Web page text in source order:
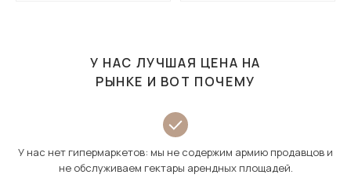
У НАС ЛУЧШАЯ ЦЕНА НА
РЫНКЕ И ВОТ ПОЧЕМУ
У нас нет гипермаркетов: мы не содержим армию продавцов и
не обслуживаем гектары арендных площадей.